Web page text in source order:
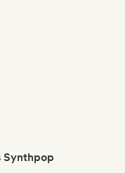
Synthpop